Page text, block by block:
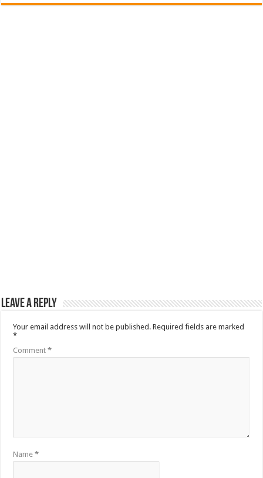
Leave a Reply
Your email address will not be published. Required fields are marked
*
Comment*
Name*